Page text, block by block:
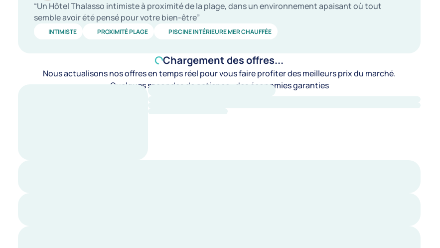
“Un Hôtel Thalasso intimiste à proximité de la plage, dans un environnement apaisant où tout
semble avoir été pensé pour votre bien-être”
INTIMISTE PROXIMITÉ PLAGE PISCINE INTÉRIEURE MER CHAUFFÉE
Chargement des offres...
Nous actualisons nos offres en temps réel pour vous faire profiter des meilleurs prix du marché.
Quelques secondes de patience : des économies garanties